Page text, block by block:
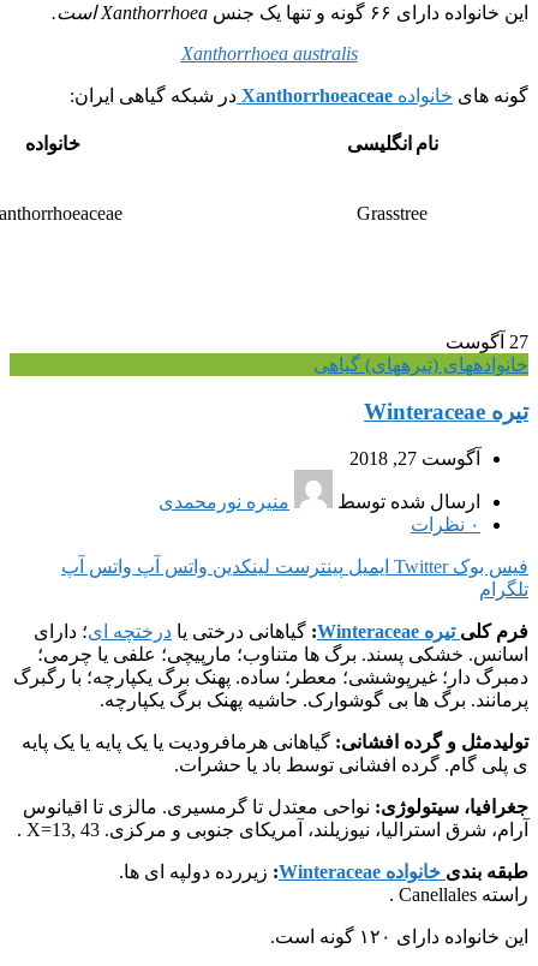
این خانواده دارای ۶۶ گونه و تنها یک جنس
Xanthorrhoea است.
Xanthorrhoea australis
گونه های خانواده Xanthorrhoeaceae در شبکه گیاهی ایران:
نام انگلیسی خانواده
Grasstree
27 آگوست
خانواده‎های (تیره‎های) گیاهی
تیره Winteraceae
آگوست 27, 2018
ارسال شده توسط
منیره نورمحمدی
۰ نظرات
فیس بوک Twitter ایمیل پینترست لینکدین واتس آپ واتس آپ
تلگرام
فرم کلی تیره Winteraceae : گیاهانی درختی یا درختچه ای؛ دارای
اسانس. خشکی پسند. برگ ها متناوب؛ مارپیچی؛ علفی یا چرمی؛
دمبرگ دار؛ غیرپوششی؛ معطر؛ ساده. پهنک برگ یکپارچه؛ با رگبرگ
پرمانند. برگ ها بی گوشوارک. حاشیه پهنک برگ یکپارچه.
تولیدمثل و گرده افشانی: گیاهانی هرمافرودیت یا یک پایه یا یک پایه
ی پلی گام. گرده افشانی توسط باد یا حشرات.
جغرافیا، سیتولوژی: نواحی معتدل تا گرمسیری. مالزی تا اقیانوس
آرام، شرق استرالیا، نیوزیلند، آمریکای جنوبی و مرکزی. X=13, 43 .
طبقه بندی خانواده Winteraceae : زیررده دولپه ای ها.
راسته Canellales .
این خانواده دارای ۱۲۰ گونه است.